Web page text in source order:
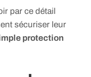
par ce détail
sécuriser leur
protection